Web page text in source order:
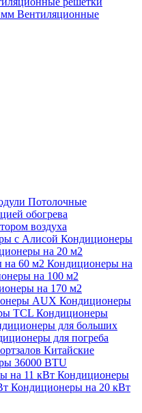
мм Вентиляционные
Потолочные
обогрева
воздуха
с Алисой Кондиционеры
на 20 м2
на 60 м2 Кондиционеры на
на 100 м2
на 170 м2
AUX Кондиционеры
TCL Кондиционеры
для больших
для погреба
Китайские
36000 BTU
на 11 кВт Кондиционеры
Кондиционеры на 20 кВт